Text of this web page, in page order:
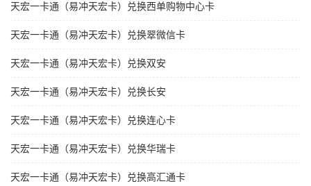
天宏一卡通（易冲天宏卡）兑换西单购物中心卡
天宏一卡通（易冲天宏卡）兑换翠微信卡
天宏一卡通（易冲天宏卡）兑换双安
天宏一卡通（易冲天宏卡）兑换长安
天宏一卡通（易冲天宏卡）兑换连心卡
天宏一卡通（易冲天宏卡）兑换华瑞卡
天宏一卡通（易冲天宏卡）兑换高汇通卡